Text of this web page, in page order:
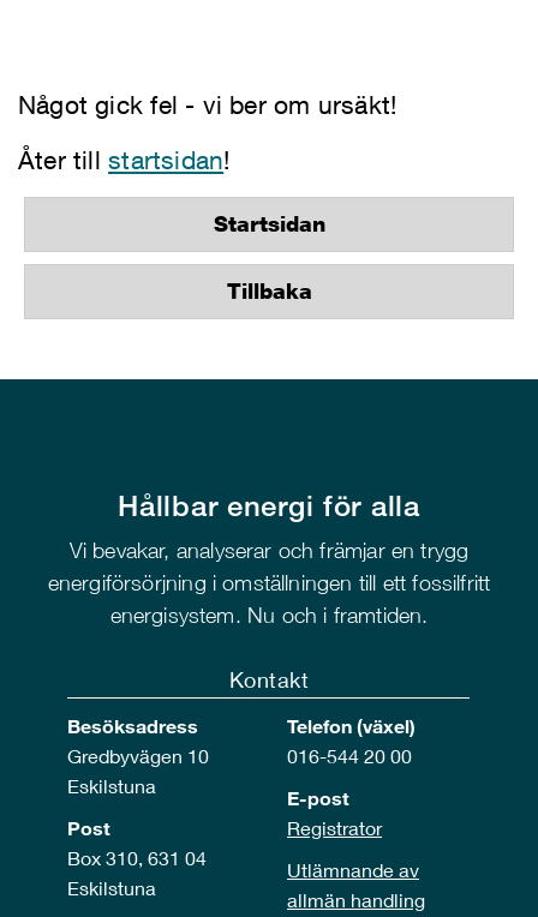
Något gick fel - vi ber om ursäkt!
Åter tillstartsidan!
Startsidan
Tillbaka
Hållbar energi för alla
Vi bevakar, analyserar och främjar en trygg
energiförsörjning i omställningen till ett fossilfritt
energisystem. Nu och i framtiden.
Kontakt
Besöksadress
Gredbyvägen 10
Eskilstuna
Post
Box 310, 631 04
Eskilstuna
Telefon (växel)
016-544 20 00
E-post
Registrator
Utlämnande av
allmän handling